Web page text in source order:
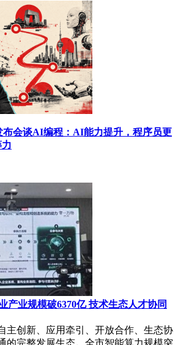
向通信架构，支持多芯片级联扩展，可
度通道，在800V高压平台上仍保持强
。
芯片展现强大灵活性。通过软件定义参
酸铁锂电池等主流化学体系，自定义过
采样率、均衡策略等关键参数均可动
覆盖新能源汽车、储能系统及消费电子
无缝切换。
会谈AI编程：AI能力提升，程序员更
产业规模破6370亿 技术生态人才协同
主创新、应用牵引、开放合作、生态协
的完整发展生态。全市智能算力规模突